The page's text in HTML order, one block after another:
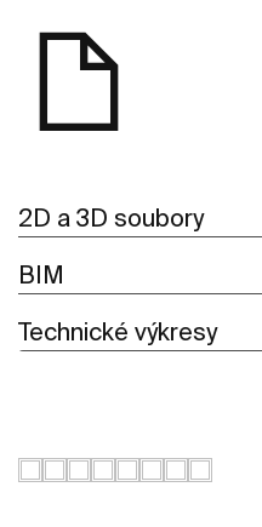
2D a 3D soubory
BIM
Technické výkresy